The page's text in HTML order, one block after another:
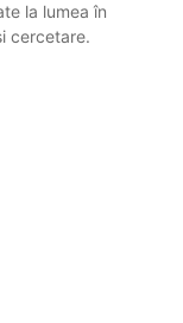
la lumea în
cercetare.